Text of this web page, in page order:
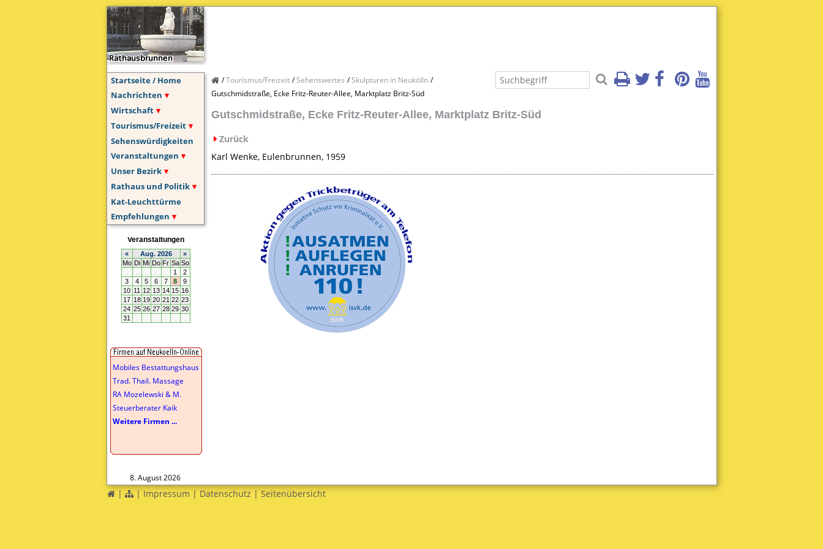
Startseite / Home
Nachrichten
Wirtschaft
Tourismus/Freizeit
Sehenswürdigkeiten
Veranstaltungen
Unser Bezirk
Rathaus und Politik
Kat-Leuchttürme
Empfehlungen
Mobiles Bestattungshaus
Trad. Thail. Massage
RA Mozelewski & M.
Steuerberater Kaik
Weitere Firmen ...
8. August 2026
Tourismus/Freizeit Sehenswertes
Skulpturen in Neukölln
Gutschmidstraße, Ecke Fritz-Reuter-Allee, Marktplatz Britz-Süd
Gutschmidstraße, Ecke Fritz-Reuter-Allee, Marktplatz Britz-Süd
Zurück
Karl Wenke, Eulenbrunnen, 1959
| | Impressum | Datenschutz | Seitenübersicht